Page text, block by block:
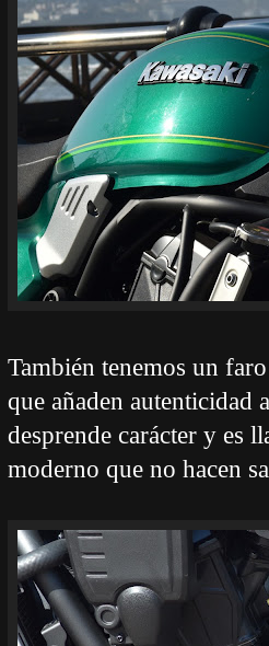
También tenemos un
que añaden autenticidad
desprende carácter y es
moderno que no hacen